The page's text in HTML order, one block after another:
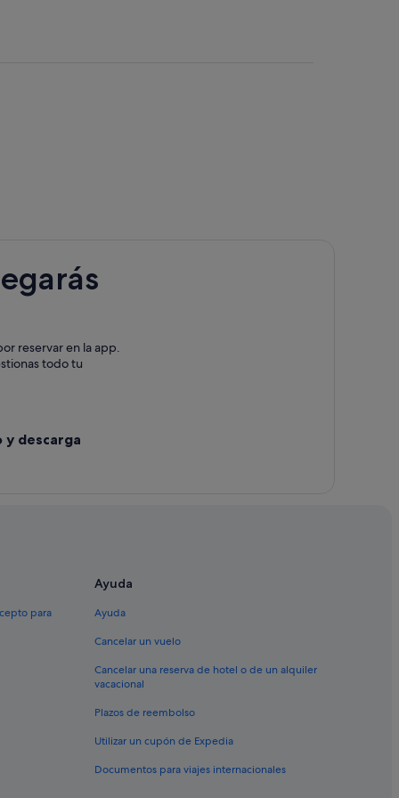
reservar en la app.
todo tu
y descarga
para
Ayuda
Ayuda
Cancelar un vuelo
Cancelar una reserva de hotel o de un alquiler
vacacional
Plazos de reembolso
Utilizar un cupón de Expedia
Documentos para viajes internacionales